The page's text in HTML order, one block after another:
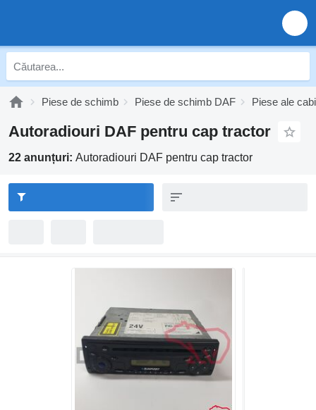
Piese de schimb Piese de schimb DAF Piese ale
Autoradiouri DAF pentru cap tractor
22 anunțuri: Autoradiouri DAF pentru cap tractor